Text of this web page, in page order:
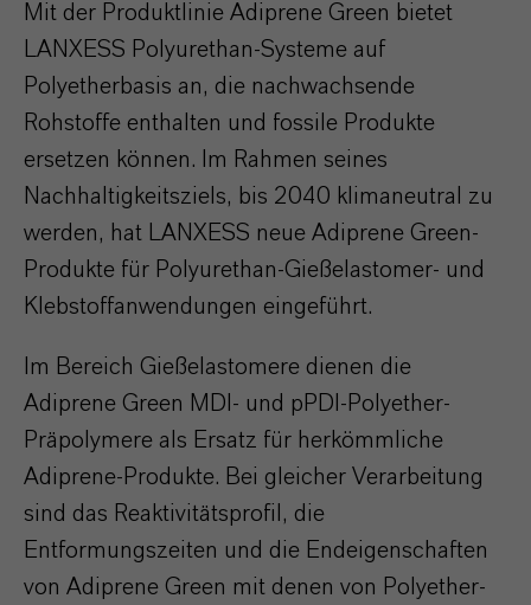
Mit der Produktlinie Adiprene Green bietet
LANXESS Polyurethan-Systeme auf
Polyetherbasis an, die nachwachsende
Rohstoffe enthalten und fossile Produkte
ersetzen können. Im Rahmen seines
Nachhaltigkeitsziels, bis 2040 klimaneutral zu
werden, hat LANXESS neue Adiprene Green-
Produkte für Polyurethan-Gießelastomer- und
Klebstoffanwendungen eingeführt.
Im Bereich Gießelastomere dienen die
Adiprene Green MDI- und pPDI-Polyether-
Präpolymere als Ersatz für herkömmliche
Adiprene-Produkte. Bei gleicher Verarbeitung
sind das Reaktivitätsprofil, die
Entformungszeiten und die Endeigenschaften
von Adiprene Green mit denen von Polyether-